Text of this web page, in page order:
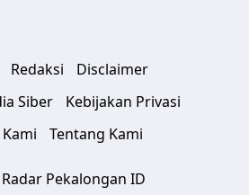
Redaksi
Disclaimer
Siber
Kebijakan Privasi
Tentang Kami
Pekalongan ID